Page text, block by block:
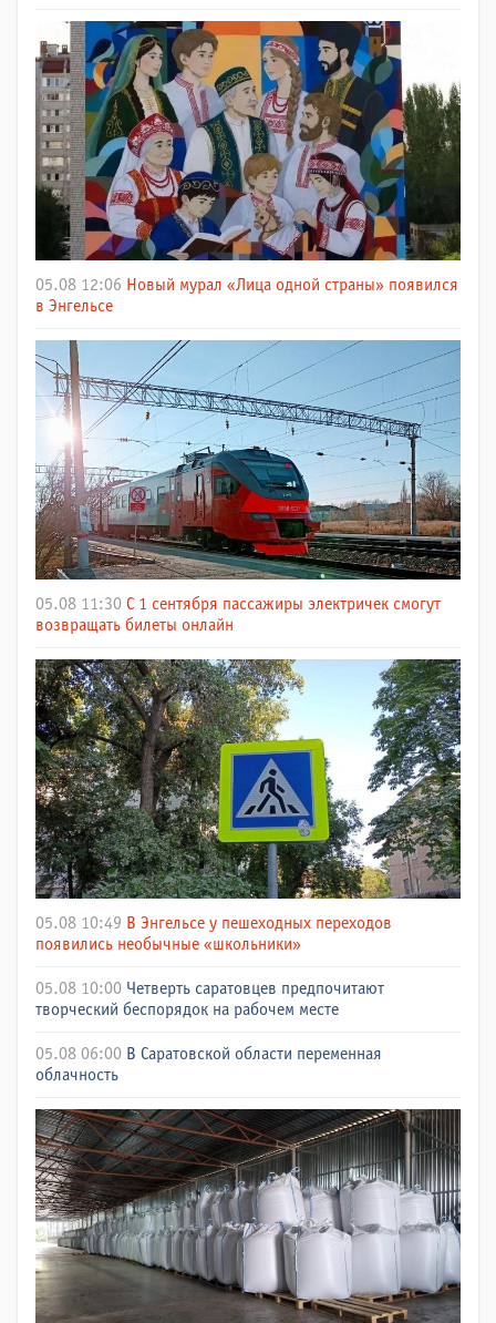
05.08 12:06 Новый мурал «Лица одной страны» появился
в Энгельсе
05.08 11:30 С 1 сентября пассажиры электричек смогут
возвращать билеты онлайн
05.08 10:49 В Энгельсе у пешеходных переходов
появились необычные «школьники»
05.08 10:00 Четверть саратовцев предпочитают
творческий беспорядок на рабочем месте
05.08 06:00 В Саратовской области переменная
облачность